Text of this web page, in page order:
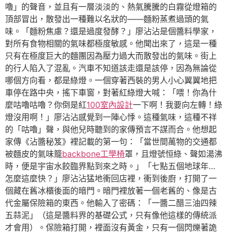
嚕」的聲音，並且有一層淡淡的、熱氣騰騰的白霧從燈箱的
頂部冒出，散發出一種難以名狀的——麵粉蒸煮過頭的氣
味。「麵粉焦慮？還是過度發酵？」廖沾沾是個醬料學家，
對所有食物相關的氣味都極度敏感。他聞出來了，這是一種
只有在極度巨大的麵團因為壓力過大而散發出的氣味。街上
的行人陷入了混亂。汽車不知道該走還是該停，因為無論從
哪個方向看，都是綠燈。一個穿著西裝的男人小心翼翼地把
車停在路中央，搖下車窗，對著紅綠燈大喊：「喂！你為什
麼咕嚕咕嚕？你倒是紅100室內設計一下啊！我要向左轉！綠
燈沒用啊！」廖沾沾感覺到一陣心悸。這種氣味，這種不祥
的「咕嚕」聲，與他兒時聽到的家傳預言不謀而合。他想起
家傳《沾醬秘笈》裡記載的第一句：「當世間萬物的交通都
被麵皮的氣味籠backbone工學椅罩，且燈號恒綠、聲如湯沸
時，便是宇宙水餃臨界點到來之時。」「七點五個地球年…
怎麼這麼快？」廖沾沾猛地衝回店裡，衝到後廚，打開了一
個藏在舊冰櫃後面的暗門。暗門裡放著一個老舊的、像是古
代金屬保險箱的東西。他輸入了密碼：「一醬二醋三油四辣
五蒜泥」（這是醬料界的基礎公式，只有像他這樣的傳統派
才會用）。保險箱打開，裡面沒有黃金，只有一個閃爍著詭